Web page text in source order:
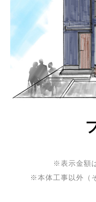
※表示金額
※本体工事以外（